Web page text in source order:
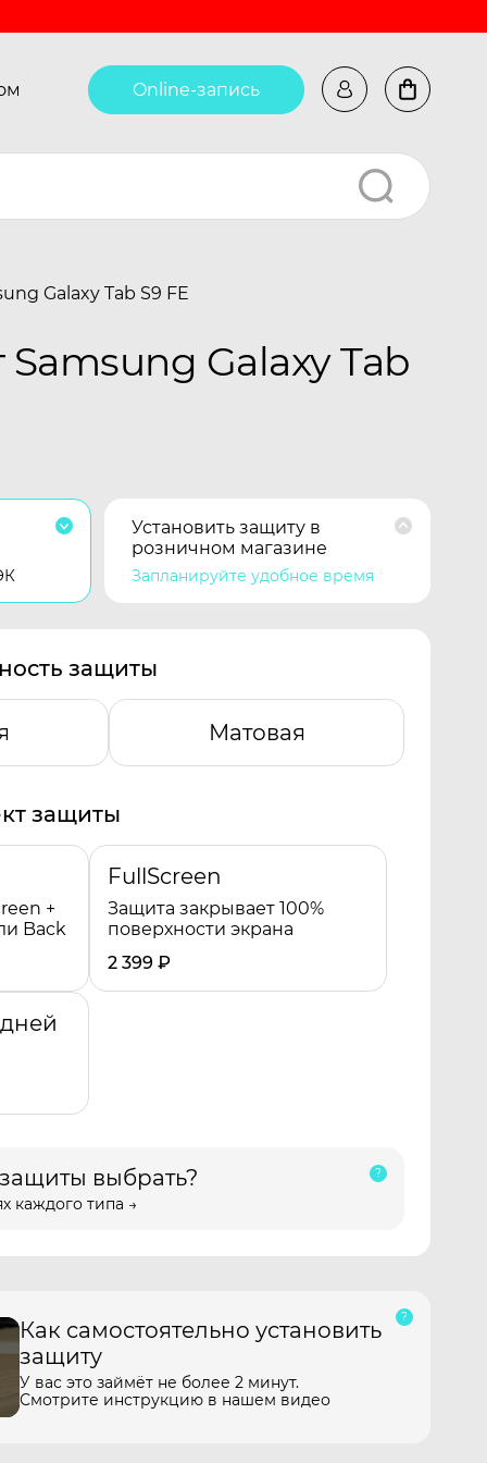
Online-запись
Galaxy Tab S9 FE
Galaxy Tab
Установить защиту в
розничном магазине
Запланируйте удобное время
защиты
Матовая
защиты
+
Back
FullScreen
Защита закрывает 100%
поверхности экрана
2 399 ₽
выбрать?
каждого типа →
Как самостоятельно установить
защиту
У вас это займёт не более 2 минут.
Смотрите инструкцию в нашем видео